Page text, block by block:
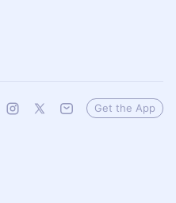
Get the App